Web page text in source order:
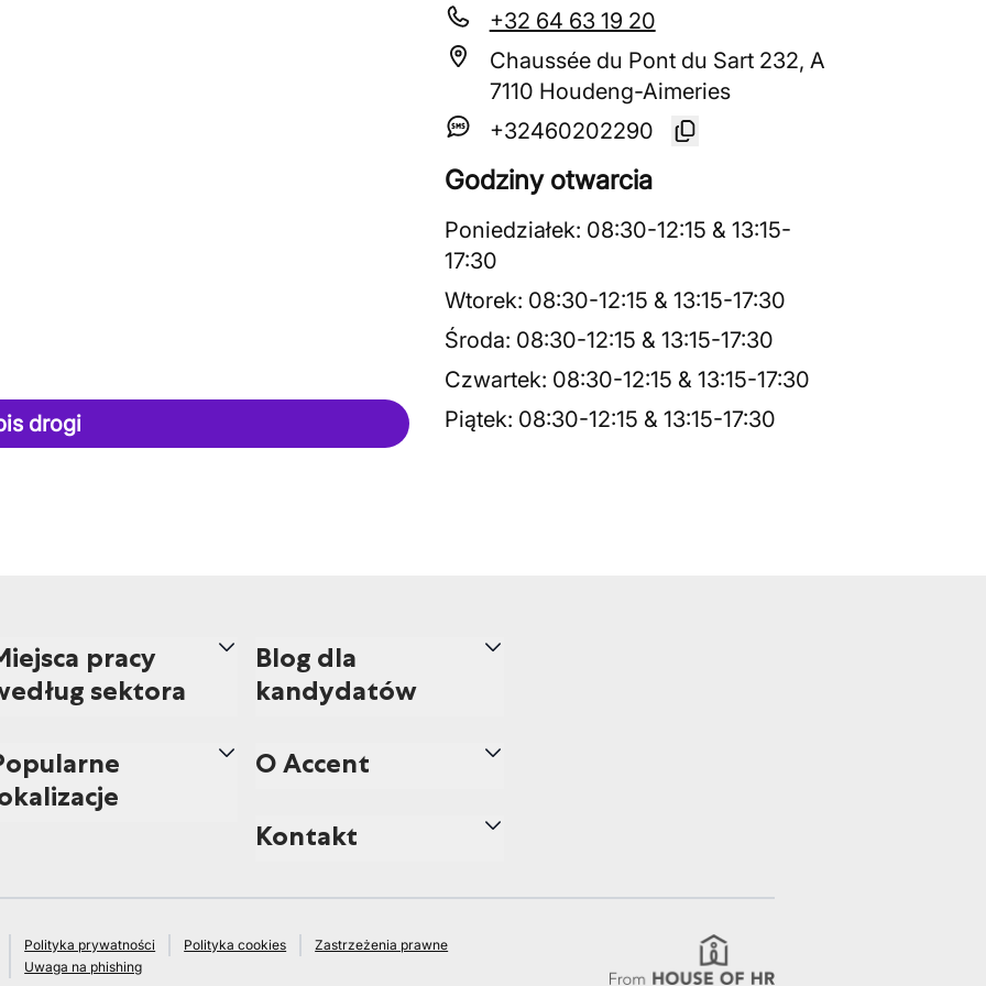
drogi
+32 64 63 19 20
Chaussée du Pont du Sart 232, A
7110 Houdeng-Aimeries
+32460202290
Godziny otwarcia
Poniedziałek: 08:30-12:15 & 13:15-
17:30
Wtorek: 08:30-12:15 & 13:15-17:30
Środa: 08:30-12:15 & 13:15-17:30
Czwartek: 08:30-12:15 & 13:15-17:30
Piątek: 08:30-12:15 & 13:15-17:30
pracy
sektora
Blog dla
kandydatów
O Accent
Kontakt
Polityka prywatności Polityka cookies
Zastrzeżenia prawne
Uwaga na phishing